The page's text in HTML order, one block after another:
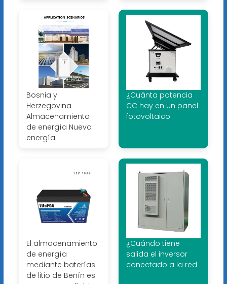
Bosnia y
Herzegovina
Almacenamiento
de energía Nueva
energía
¿Cuánta potencia
CC hay en un panel
fotovoltaico
El almacenamiento
de energía
mediante baterías
de litio de Benín es
¿Cuándo tiene
salida el inversor
conectado a la red